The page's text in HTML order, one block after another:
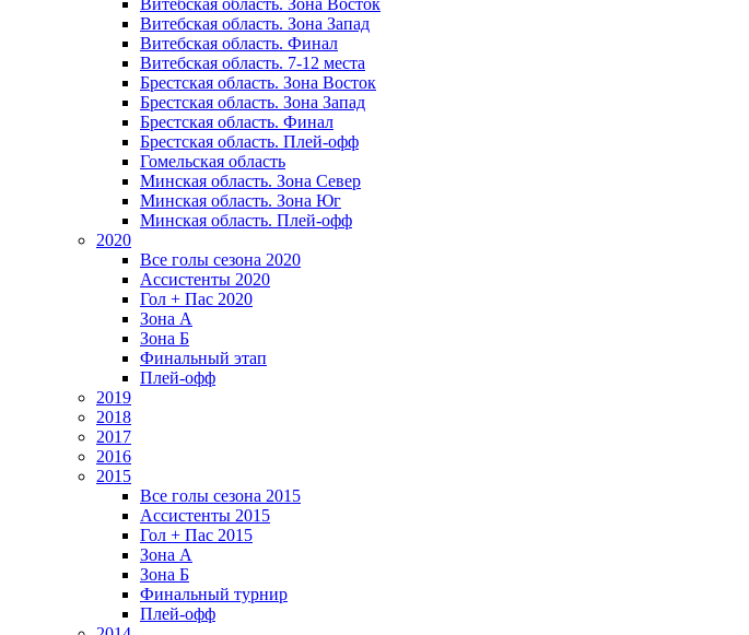
Витебская область. Зона Восток
Витебская область. Зона Запад
Витебская область. Финал
Витебская область. 7-12 места
Брестская область. Зона Восток
Брестская область. Зона Запад
Брестская область. Финал
Брестская область. Плей-офф
Гомельская область
Минская область. Зона Север
Минская область. Зона Юг
Минская область. Плей-офф
2020
Все голы сезона 2020
Ассистенты 2020
Гол + Пас 2020
Зона А
Зона Б
Финальный этап
Плей-офф
2019
2018
2017
2016
2015
Все голы сезона 2015
Ассистенты 2015
Гол + Пас 2015
Зона А
Зона Б
Финальный турнир
Плей-офф